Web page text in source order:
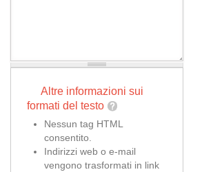
Altre informazioni sui
formati del testo
Nessun tag HTML
consentito.
Indirizzi web o e-mail
vengono trasformati in link